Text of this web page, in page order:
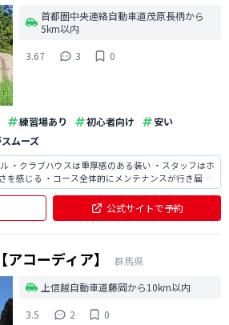
首都圏中央連絡自動車道茂原長柄から
5km以内
3.67
3 0
練習場あり 初心者向け
安い
ムーズ
・クラブハウスは重厚感のある装い ・スタッフはホ
を感じる ・コース全体的にメンテナンスが行き届い
所に利いており戦略性に富む ・食事は標準的な量と
れ可能で快適なプレー ・赤砂名物バンカー有り アク
公式サイトで予約
コーディア】
群馬県
上信越自動車道藤岡から10km以内
3.5
2 0